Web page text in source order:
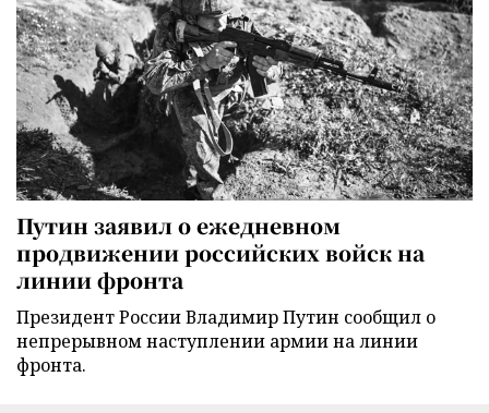
Путин заявил о ежедневном
продвижении российских войск на
линии фронта
Президент России Владимир Путин сообщил о
непрерывном наступлении армии на линии
фронта.